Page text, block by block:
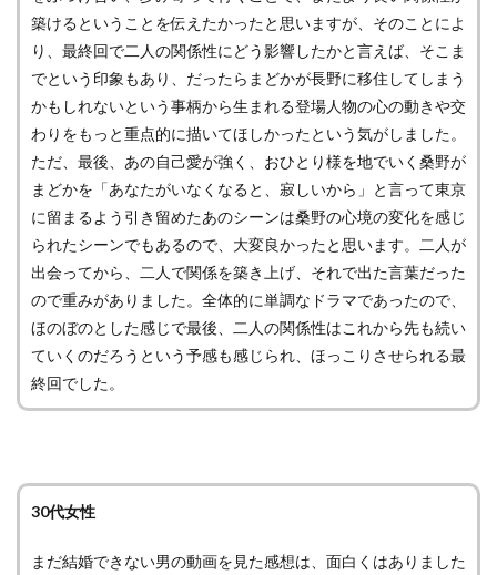
築けるということを伝えたかったと思いますが、そのことによ
り、最終回で二人の関係性にどう影響したかと言えば、そこま
でという印象もあり、だったらまどかが長野に移住してしまう
かもしれないという事柄から生まれる登場人物の心の動きや交
わりをもっと重点的に描いてほしかったという気がしました。
ただ、最後、あの自己愛が強く、おひとり様を地でいく桑野が
まどかを「あなたがいなくなると、寂しいから」と言って東京
に留まるよう引き留めたあのシーンは桑野の心境の変化を感じ
られたシーンでもあるので、大変良かったと思います。二人が
出会ってから、二人で関係を築き上げ、それで出た言葉だった
ので重みがありました。全体的に単調なドラマであったので、
ほのぼのとした感じで最後、二人の関係性はこれから先も続い
ていくのだろうという予感も感じられ、ほっこりさせられる最
終回でした。
30代女性
まだ結婚できない男の動画を見た感想は、面白くはありました